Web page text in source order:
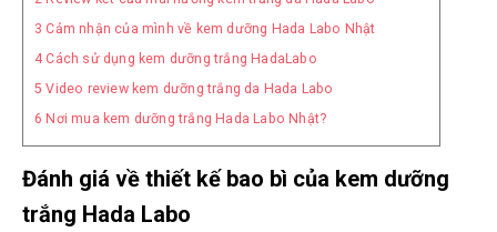
3 Cảm nhận của mình về kem dưỡng Hada Labo Nhật
4Cách sử dụng kem dưỡng trắng HadaLabo
5 Video review kem dưỡng trắng da Hada Labo
6 Nơi mua kem dưỡng trắng Hada Labo Nhật?
Đánh giá về thiết kế bao bì của kem dưỡng
trắng Hada Labo